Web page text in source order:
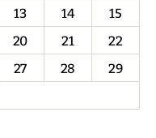
13 14
15
20 21
22
27 28
29